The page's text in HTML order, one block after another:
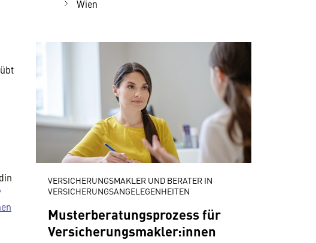
Wien
VERSICHERUNGSMAKLER UND BERATER IN
VERSICHERUNGSANGELEGENHEITEN
Musterberatungsprozess für
Versicherungsmakler:innen